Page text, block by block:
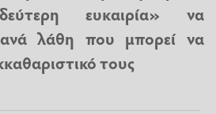
ευκαιρία» να
λάθη που μπορεί να
τους